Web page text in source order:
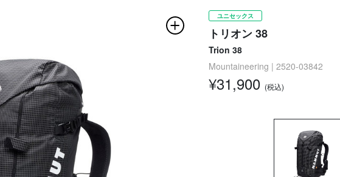
ユニセックス
トリオン 38
Trion 38
Mountaineering | 2520-03842
¥31,900 (税込)